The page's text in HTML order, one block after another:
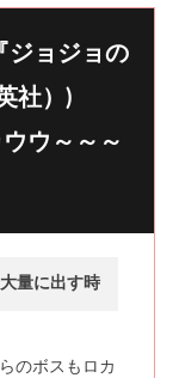
ジョジョの
社）)
ウ～～～
量に出す時
のボスもロカ